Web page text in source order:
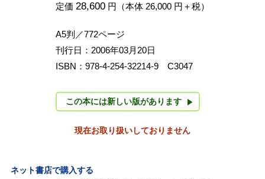
定価 28,600 円（本体 26,000 円＋税）
A5判／772ページ
刊行日：2006年03月20日
ISBN：978-4-254-32214-9 C3047
この本には新しい版があります
現在お取り扱いしておりません
ネット書店で購入する